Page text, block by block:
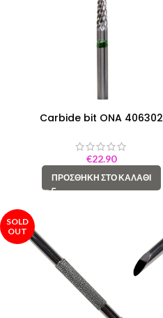
Carbide bit ONA 406302
€22.90
ΠΡΟΣΘΉΚΗ ΣΤΟ ΚΑΛΆΘΙ
SOLD
OUT